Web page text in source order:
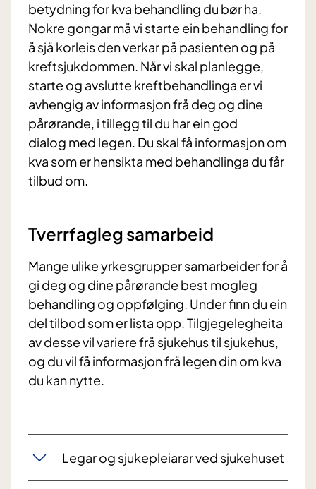
betydning for kva behandling du bør ha.
Nokre gongar må vi starte ein behandling for
å sjå korleis den verkar på pasienten og på
kreftsjukdommen. Når vi skal planlegge,
starte og avslutte kreftbehandlinga er vi
avhengig av informasjon frå deg og dine
pårørande, i tillegg til du har ein god
dialog med legen. Du skal få informasjon om
kva som er hensikta med behandlinga du får
tilbud om.
Tverrfagleg samarbeid
Mange ulike yrkesgrupper samarbeider for å
gi deg og dine pårørande best mogleg
behandling og oppfølging. Under finn du ein
del tilbod som er lista opp. Tilgjegelegheita
av desse vil variere frå sjukehus til sjukehus,
og du vil få informasjon frå legen din om kva
du kan nytte.
Legar og sjukepleiarar ved sjukehuset